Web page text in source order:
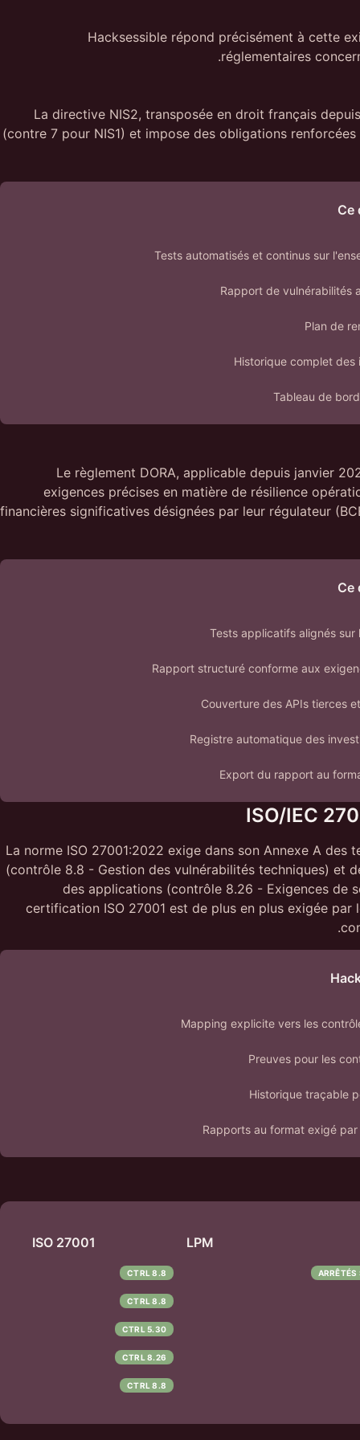
Hacksessible répond précisément à cette
réglementaires
La directive NIS2, transposée en droit français
(contre 7 pour NIS1) et impose des obligations
Ce
Tests automatisés et continus sur
Rapport de vulnérabilités
Plan de
Historique complet
Tableau de
Le règlement DORA, applicable depuis janvier
exigences précises en matière de résilience
financières significatives désignées par leur régulateur
Ce
Tests applicatifs alignés sur
Rapport structuré conforme aux
Couverture des APIs tierces
Registre automatique des
Export du rapport au
ISO/IEC
La norme ISO 27001:2022 exige dans son Annexe A des
(contrôle 8.8 - Gestion des vulnérabilités techniques) et
des applications (contrôle 8.26 - Exigences de
certification ISO 27001 est de plus en plus exigée par
Mapping explicite vers les
Preuves pour les
Historique traçable
Rapports au format exigé
LPM
ISO 27001
ARRÊTÉS
CTRL 8.8
CTRL 8.8
CTRL 5.30
CTRL 8.26
CTRL 8.8